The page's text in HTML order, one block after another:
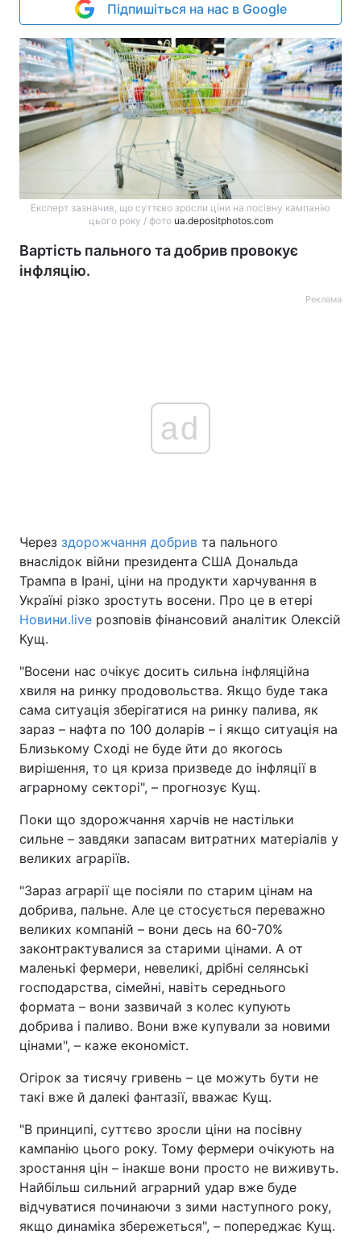
Підпишіться на нас в Google
Експерт зазначив, що суттєво зросли ціни на посівну кампанію
цього року / фото ua.depositphotos.com
Вартість пального та добрив провокує
інфляцію.
Реклама
ad
Через здорожчання добрив та пального
внаслідок війни президента США Дональда
Трампа в Ірані, ціни на продукти харчування в
Україні різко зростуть восени. Про це в етері
Новини.live розповів фінансовий аналітик Олексій
Кущ.
"Восени нас очікує досить сильна інфляційна
хвиля на ринку продовольства. Якщо буде така
сама ситуація зберігатися на ринку палива, як
зараз – нафта по 100 доларів – і якщо ситуація на
Близькому Сході не буде йти до якогось
вирішення, то ця криза призведе до інфляції в
аграрному секторі", – прогнозує Кущ.
Поки що здорожчання харчів не настільки
сильне – завдяки запасам витратних матеріалів у
великих аграріїв.
"Зараз аграрії ще посіяли по старим цінам на
добрива, пальне. Але це стосується переважно
великих компаній – вони десь на 60-70%
законтрактувалися за старими цінами. А от
маленькі фермери, невеликі, дрібні селянські
господарства, сімейні, навіть середнього
формата – вони зазвичай з колес купують
добрива і паливо. Вони вже купували за новими
цінами", – каже економіст.
Огірок за тисячу гривень – це можуть бути не
такі вже й далекі фантазії, вважає Кущ.
"В принципі, суттєво зросли ціни на посівну
кампанію цього року. Тому фермери очікують на
зростання цін – інакше вони просто не виживуть.
Найбільш сильний аграрний удар вже буде
відчуватися починаючи з зими наступного року,
якщо динаміка збережеться", – попереджає Кущ.